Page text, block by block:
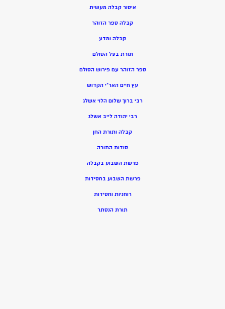
איסור קבלה מעשית
קבלה ספר הזוהר
קבלה ומדע
תורת בעל הסולם
ספר הזוהר עם פירוש הסולם
עץ חיים האר”י הקדוש
רבי ברוך שלום הלוי אשלג
רבי יהודה לייב אשלג
קבלה ותורת החן
סודות התורה
פרשת השבוע בקבלה
פרשת השבוע בחסידות
רוחניות וחסידות
תורת הנסתר